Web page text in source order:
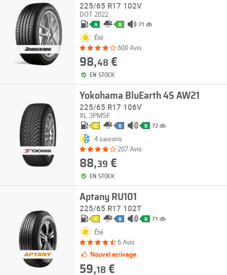
225/65 R17 102V
DOT 2022
A B 71 db
Été
600 Avis
98,48€
EN STOCK
Yokohama BluEarth 4S AW21
225/65 R17 106V
XL 3PMSF
C B B 72 db
4 saisons
207 Avis
88,39 €
EN STOCK
Aptany RU101
225/65 R17 102T
C B B 71 db
Été
6 Avis
Nouvel arrivage
59,18€